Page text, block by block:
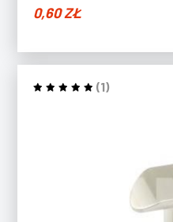
0,60ZŁ
(1)